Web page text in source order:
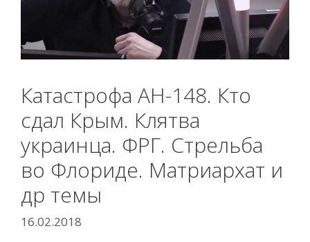
Катастрофа АН-148. Кто
сдал Крым. Клятва
украинца. ФРГ. Стрельба
во Флориде. Матриархат и
др темы
16.02.2018